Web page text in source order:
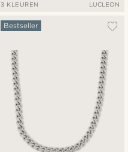
3 KLEUREN LUCLEON
Bestseller